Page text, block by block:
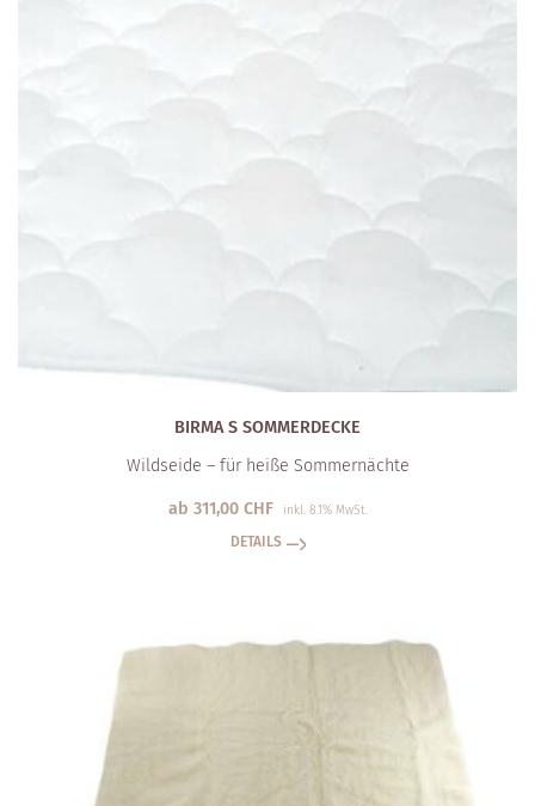
BIRMA S SOMMERDECKE
Wildseide – für heiße Sommernächte
ab 311,00 CHF inkl. 8.1% MwSt.
DETAILS